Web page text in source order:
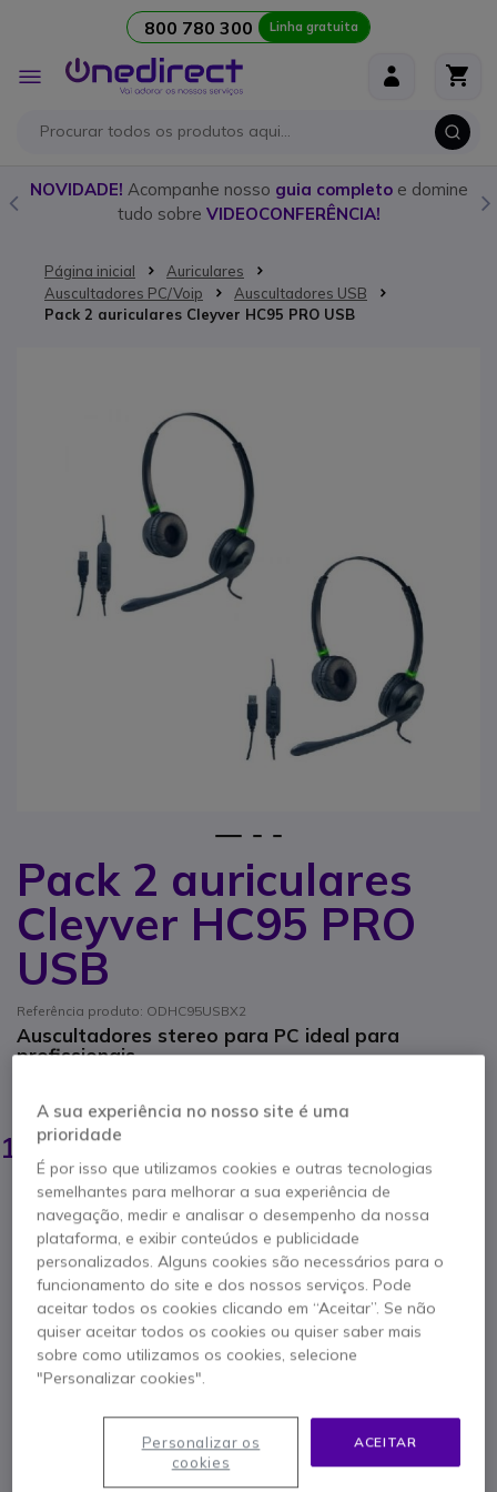
800 780 300 Linha gratuita
Alternar
Nav
NOVIDADE! Acompanhe nosso guia completoe domine
tudo sobre VIDEOCONFERÊNCIA!
Página inicial
Auriculares
Auscultadores PC/Voip
Auscultadores USB
Pack 2 auriculares Cleyver HC95 PRO USB
Pack 2 auriculares
Cleyver HC95 PRO
USB
Referência produto: ODHC95USBX2
Auscultadores stereo para PC ideal para
profissionais
160,00 €
116,30 €
Qtd
ADICIONAR AO CARRINHO
ORÇAMENTO EM 4 HORAS
Mais de100 produtosem stock
Entrega:24/48 h
Incluído neste pacote:
Cleyver HC95
Saltar para o início da Galeria de imagens
A sua experiência no nosso site é uma
prioridade
É por isso que utilizamos cookies e outras tecnologias
semelhantes para melhorar a sua experiência de
navegação, medir e analisar o desempenho da nossa
plataforma, e exibir conteúdos e publicidade
personalizados. Alguns cookies são necessários para o
funcionamento do site e dos nossos serviços. Pode
aceitar todos os cookies clicando em “Aceitar”. Se não
quiser aceitar todos os cookies ou quiser saber mais
sobre como utilizamos os cookies, selecione
"Personalizar cookies".
ACEITAR
Personalizar os
cookies